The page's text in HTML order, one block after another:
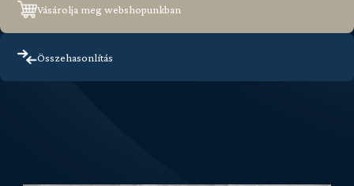
Vásárolja meg webshopunkban
Összehasonlítás